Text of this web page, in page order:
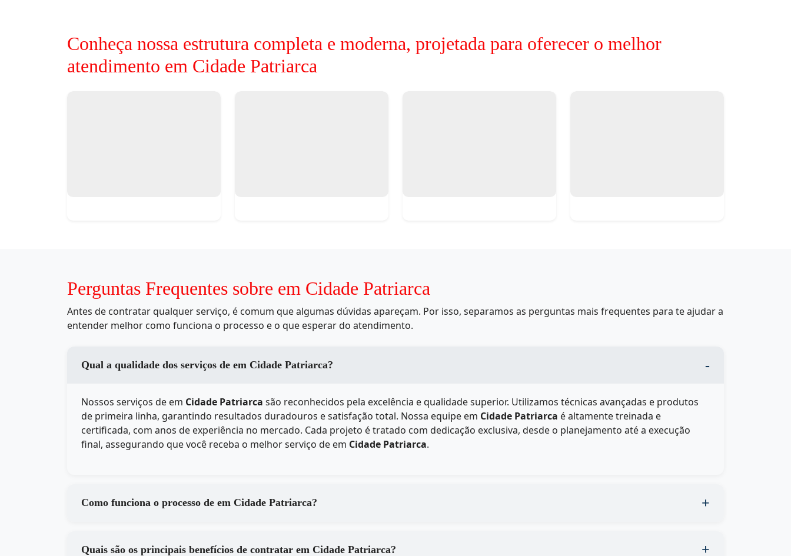
Conheça nossa estrutura completa e moderna, projetada para oferecer o melhor
atendimento em Cidade Patriarca
Perguntas Frequentes sobre em Cidade Patriarca
Antes de contratar qualquer serviço, é comum que algumas dúvidas apareçam. Por isso, separamos as perguntas mais frequentes para te ajudar a
entender melhor como funciona o processo e o que esperar do atendimento.
Qual a qualidade dos serviços de em Cidade Patriarca?
Nossos serviços de em Cidade Patriarca são reconhecidos pela excelência e qualidade superior. Utilizamos técnicas avançadas e produtos
de primeira linha, garantindo resultados duradouros e satisfação total. Nossa equipe em Cidade Patriarca é altamente treinada e
certificada, com anos de experiência no mercado. Cada projeto é tratado com dedicação exclusiva, desde o planejamento até a execução
final, assegurando que você receba o melhor serviço de em Cidade Patriarca.
Como funciona o processo de em Cidade Patriarca?
Quais são os principais benefícios de contratar em Cidade Patriarca?